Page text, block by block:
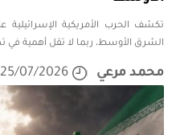
تكشف الحرب الأمريكية
الشرق الأوسط، ربما لا تقل أهمية في
محمد مرعي 25/07/2026